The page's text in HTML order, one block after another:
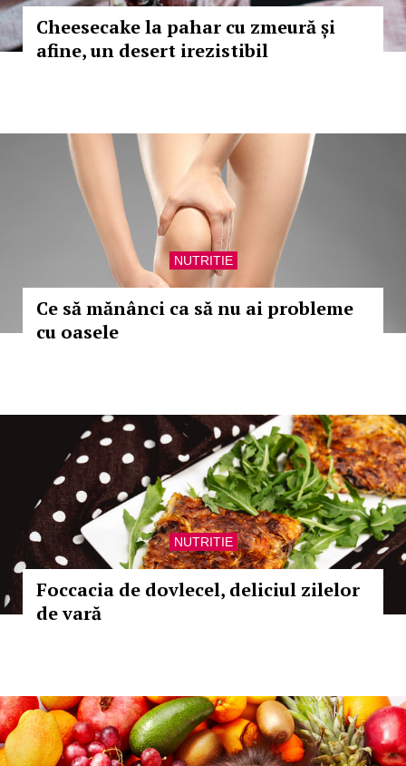
Cheesecake la pahar cu zmeură și
afine, un desert irezistibil
NUTRITIE
Ce să mănânci ca să nu ai probleme
cu oasele
NUTRITIE
Foccacia de dovlecel, deliciul zilelor
de vară